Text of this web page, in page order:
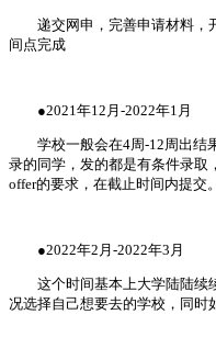
递交网申，完善申请材料，
间点完成
●2021年12月-2022年1月
学校一般会在4周-12周出结
录的同学，发的都是有条件录取
offer的要求，在截止时间内提交。
●2022年2月-2022年3月
这个时间基本上大学陆陆续
况选择自己想要去的学校，同时